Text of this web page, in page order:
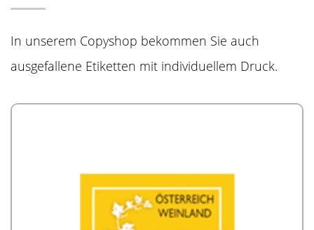
In unserem Copyshop bekommen Sie auch
ausgefallene Etiketten mit individuellem Druck.